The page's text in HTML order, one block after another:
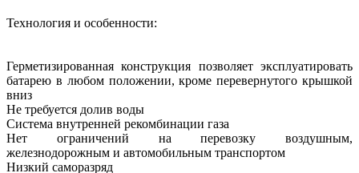
Технология и особенности:
Герметизированная конструкция позволяет эксплуатировать
батарею в любом положении, кроме перевернутого крышкой
вниз
Не требуется долив воды
Система внутренней рекомбинации газа
Нет ограничений на перевозку воздушным,
железнодорожным и автомобильным транспортом
Низкий саморазряд